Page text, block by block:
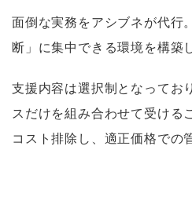
面倒な実務をアシブネが代行
断」に集中できる環境を構築
支援内容は選択制となってお
スだけを組み合わせて受ける
コスト排除し、適正価格での